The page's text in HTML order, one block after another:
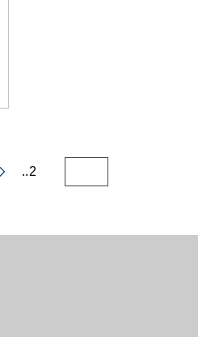
..2